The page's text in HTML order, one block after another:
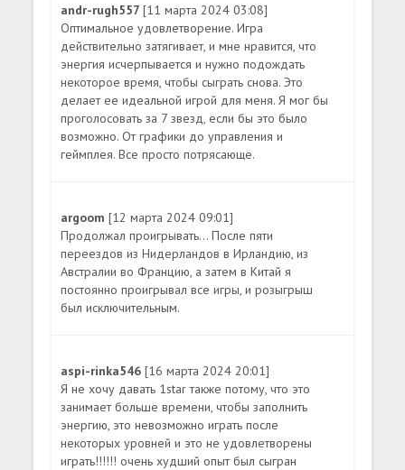
andr-rugh557[11 марта 2024 03:08]
Оптимальное удовлетворение. Игра
действительно затягивает, и мне нравится, что
энергия исчерпывается и нужно подождать
некоторое время, чтобы сыграть снова. Это
делает ее идеальной игрой для меня. Я мог бы
проголосовать за 7 звезд, если бы это было
возможно. От графики до управления и
геймплея. Все просто потрясающе.
argoom[12 марта 2024 09:01]
Продолжал проигрывать... После пяти
переездов из Нидерландов в Ирландию, из
Австралии во Францию, а затем в Китай я
постоянно проигрывал все игры, и розыгрыш
был исключительным.
aspi-rinka546[16 марта 2024 20:01]
Я не хочу давать 1star также потому, что это
занимает больше времени, чтобы заполнить
энергию, это невозможно играть после
некоторых уровней и это не удовлетворены
играть!!!!!! очень худший опыт был сыгран